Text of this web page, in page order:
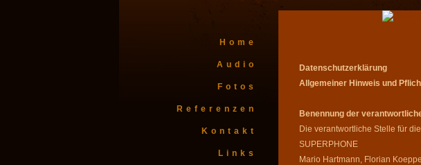
Home
Audio
Fotos
Referenzen
Kontakt
Links
Datenschutzerklärung
Allgemeiner Hinweis und
Benennung der
Die verantwortliche Stelle für
SUPERPHONE
Mario Hartmann, Florian